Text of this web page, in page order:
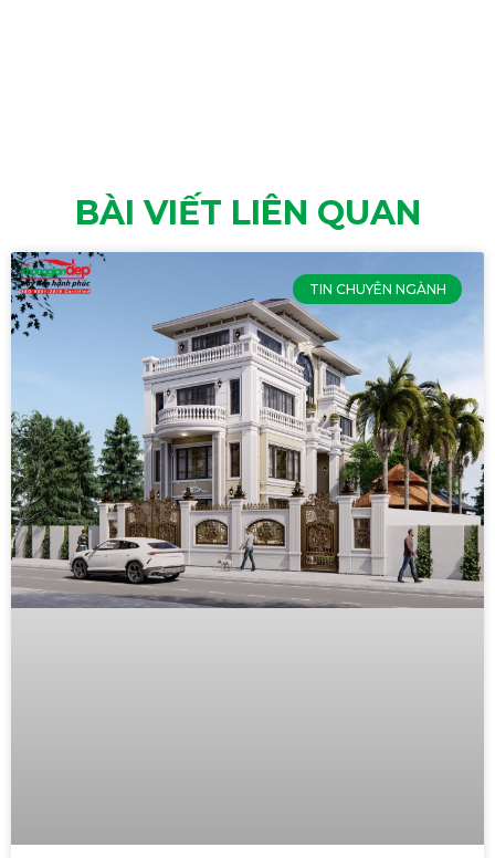
BÀI VIẾT LIÊN QUAN
TIN CHUYÊN NGÀNH